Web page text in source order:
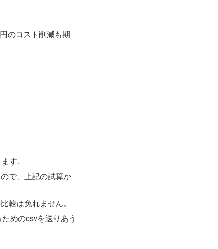
のコスト削減も期
す。
で、上記の試算か
較は免れません。
めのcsvを送りあう